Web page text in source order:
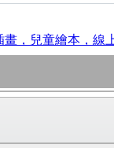
，兒童繪本，線